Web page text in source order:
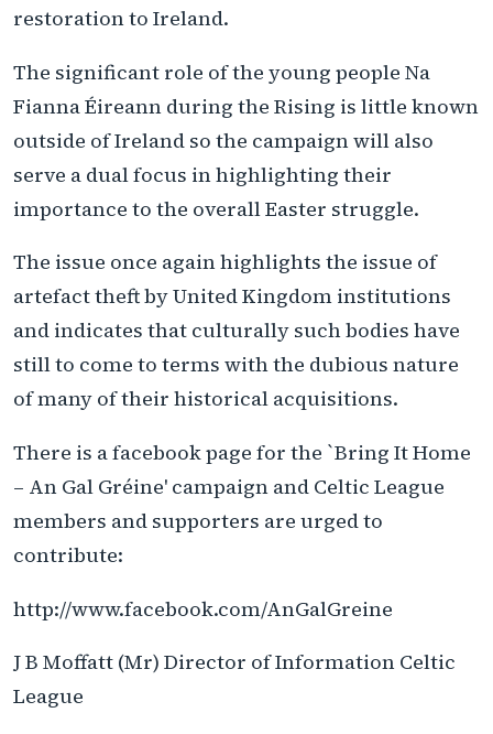
restoration to Ireland.
The significant role of the young people Na
Fianna Éireann during the Rising is little known
outside of Ireland so the campaign will also
serve a dual focus in highlighting their
importance to the overall Easter struggle.
The issue once again highlights the issue of
artefact theft by United Kingdom institutions
and indicates that culturally such bodies have
still to come to terms with the dubious nature
of many of their historical acquisitions.
There is a facebook page for the `Bring It Home
– An Gal Gréine' campaign and Celtic League
members and supporters are urged to
contribute:
http://www.facebook.com/AnGalGreine
J B Moffatt (Mr) Director of Information Celtic
League